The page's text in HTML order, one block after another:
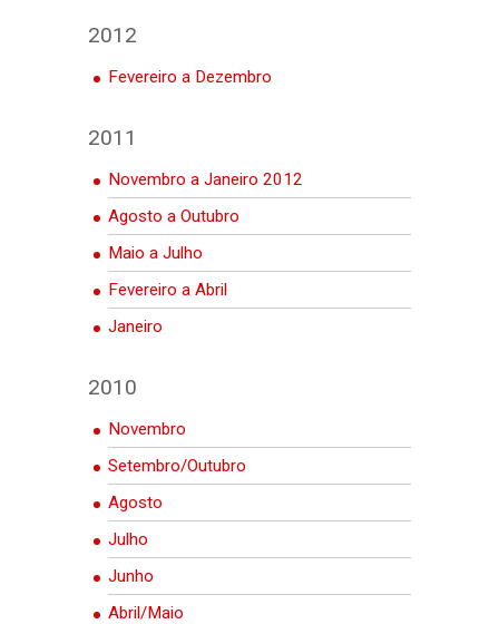
2012
Fevereiro a Dezembro
2011
Novembro a Janeiro 2012
Agosto a Outubro
Maio a Julho
Fevereiro a Abril
Janeiro
2010
Novembro
Setembro/Outubro
Agosto
Julho
Junho
Abril/Maio